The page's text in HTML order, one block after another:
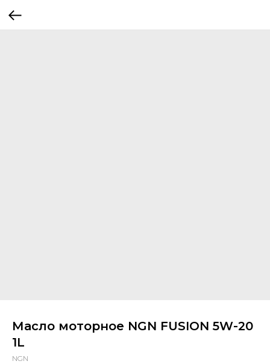
Масло моторное NGN FUSION 5W-20
1L
NGN